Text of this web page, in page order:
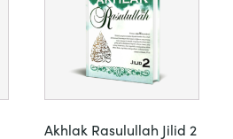
Akhlak Rasulullah Jilid 2